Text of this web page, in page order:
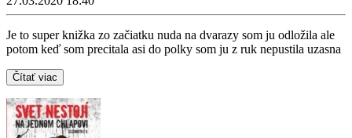
Je to super knižka zo začiatku nuda na dvarazy som ju odložila ale
potom keď som precitala asi do polky som ju z ruk nepustila uzasna
Čítať viac